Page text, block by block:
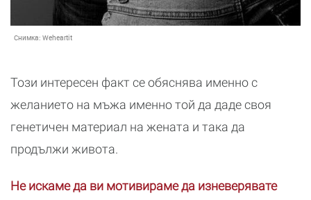
Снимка: Weheartit
Този интересен факт се обяснява именно с
желанието на мъжа именно той да даде своя
генетичен материал на жената и така да
продължи живота.
Не искаме да ви мотивираме да изневерявате